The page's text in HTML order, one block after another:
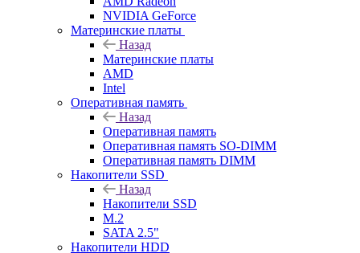
NVIDIA GeForce
Материнские платы
Назад
Материнские платы
AMD
Intel
Оперативная память
Назад
Оперативная память
Оперативная память SO-DIMM
Оперативная память DIMM
Накопители SSD
Назад
Накопители SSD
M.2
SATA 2.5"
Накопители HDD